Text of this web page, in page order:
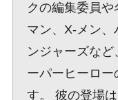
クの編集委員
マン、X-メン
ンジャーズな
ーパーヒーロー
す。 彼の登場